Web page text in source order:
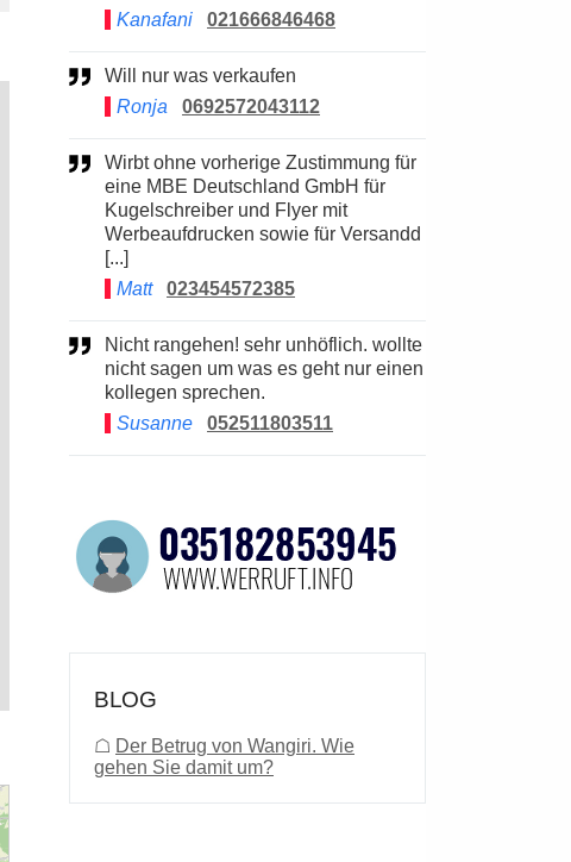
Kanafani
021666846468
Will nur was verkaufen
Ronja
0692572043112
Wirbt ohne vorherige Zustimmung für
eine MBE Deutschland GmbH für
Kugelschreiber und Flyer mit
Werbeaufdrucken sowie für Versandd
[...]
Matt
023454572385
Nicht rangehen! sehr unhöflich. wollte
nicht sagen um was es geht nur einen
kollegen sprechen.
Susanne
052511803511
BLOG
☖ Der Betrug von Wangiri. Wie
gehen Sie damit um?